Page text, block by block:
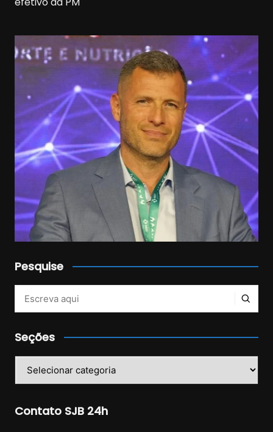
Pesquise
Seções
Contato SJB 24h